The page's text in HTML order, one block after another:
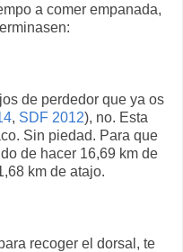
a comer empanada,
de perdedor que ya os
, SDF 2012), no. Esta
Sin piedad. Para que
de hacer 16,69 km de
km de atajo.
recoger el dorsal, te